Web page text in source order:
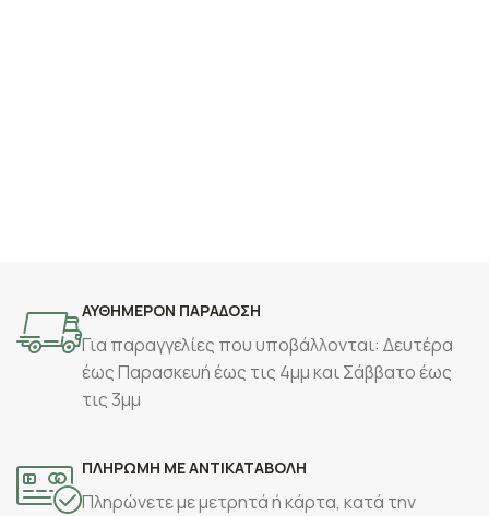
ΑΥΘΗΜΕΡΟΝ ΠΑΡΑΔΟΣΗ
Για παραγγελίες που υποβάλλονται: Δευτέρα
έως Παρασκευή έως τις 4μμ και Σάββατο έως
τις 3μμ
ΠΛΗΡΩΜΗ ΜΕ ΑΝΤΙΚΑΤΑΒΟΛΗ
Πληρώνετε με μετρητά ή κάρτα, κατά την